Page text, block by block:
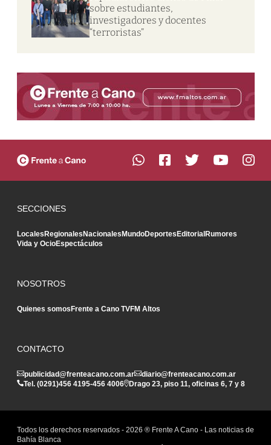
sobre estudiantes,
investigadores y docentes
“terroristas”
SECCIONES
LocalesRegionalesNacionalesMundoDeportesEditorialRumores
Vida y OcioEspectáculos
NOSOTROS
Quienes somosFrente a Cano TVFM Altos
CONTACTO
publicidad@frenteacano.com.ar
diario@frenteacano.com.ar
Tel. (0291)456 4195-456 4006 Drago 23, piso 11, oficinas 6, 7 y 8
Todos los derechos reservados - 2026 ® Frente A Cano - Las noticias de
Bahía Blanca